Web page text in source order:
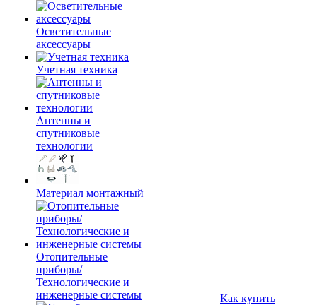
Осветительные
аксессуары
Учетная техника
Антенны и
спутниковые
технологии
Материал монтажный
Отопительные
приборы/
Технологические и
инженерные системы
Как купить